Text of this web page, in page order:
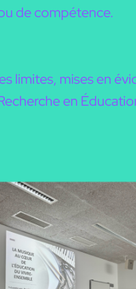
de compétence.
mises en
en